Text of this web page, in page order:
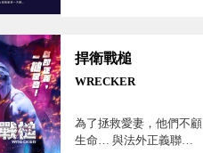
捍衛戰槌
WRECKER
為了拯救愛妻，他們不顧
生命… 與法外正義聯